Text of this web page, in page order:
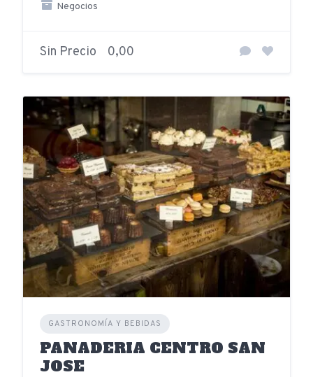
Negocios
Sin Precio 0,00
GASTRONOMÍA Y BEBIDAS
PANADERIA CENTRO SAN
JOSE